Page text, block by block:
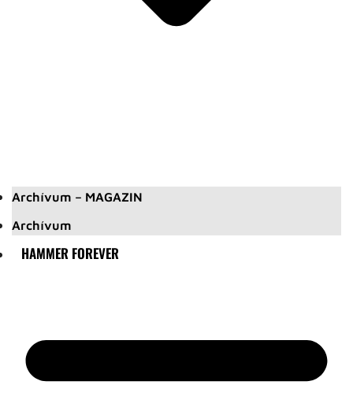
Archívum – MAGAZIN
Archívum
HAMMER FOREVER